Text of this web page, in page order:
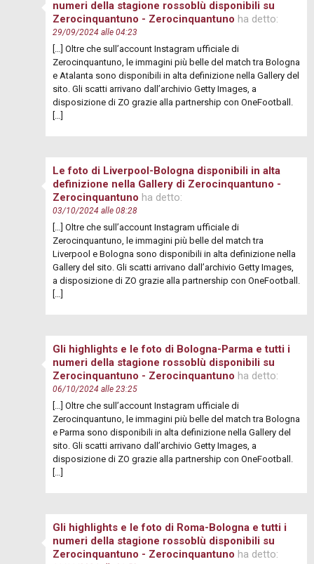
numeri della stagione rossoblù disponibili su
Zerocinquantuno - Zerocinquantuno ha detto:
29/09/2024 alle 04:23
[…] Oltre che sull’account Instagram ufficiale di
Zerocinquantuno, le immagini più belle del match tra Bologna
e Atalanta sono disponibili in alta definizione nella Gallery del
sito. Gli scatti arrivano dall’archivio Getty Images, a
disposizione di ZO grazie alla partnership con OneFootball.
Le foto di Liverpool-Bologna disponibili in alta
definizione nella Gallery di Zerocinquantuno -
Zerocinquantuno ha detto:
03/10/2024 alle 08:28
[…] Oltre che sull’account Instagram ufficiale di
Zerocinquantuno, le immagini più belle del match tra
Liverpool e Bologna sono disponibili in alta definizione nella
Gallery del sito. Gli scatti arrivano dall’archivio Getty Images,
a disposizione di ZO grazie alla partnership con OneFootball.
Gli highlights e le foto di Bologna-Parma e tutti i
numeri della stagione rossoblù disponibili su
Zerocinquantuno - Zerocinquantuno ha detto:
06/10/2024 alle 23:25
[…] Oltre che sull’account Instagram ufficiale di
Zerocinquantuno, le immagini più belle del match tra Bologna
e Parma sono disponibili in alta definizione nella Gallery del
sito. Gli scatti arrivano dall’archivio Getty Images, a
disposizione di ZO grazie alla partnership con OneFootball.
Gli highlights e le foto di Roma-Bologna e tutti i
numeri della stagione rossoblù disponibili su
Zerocinquantuno - Zerocinquantuno ha detto: